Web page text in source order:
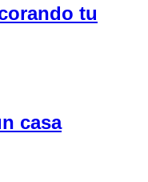
tu
casa